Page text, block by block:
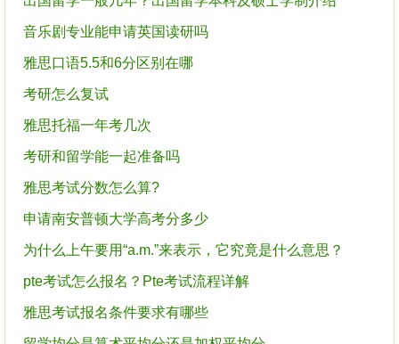
音乐剧专业能申请英国读研吗
雅思口语5.5和6分区别在哪
考研怎么复试
雅思托福一年考几次
考研和留学能一起准备吗
雅思考试分数怎么算?
申请南安普顿大学高考分多少
为什么上午要用“a.m.”来表示，它究竟是什么意思？
pte考试怎么报名？Pte考试流程详解
雅思考试报名条件要求有哪些